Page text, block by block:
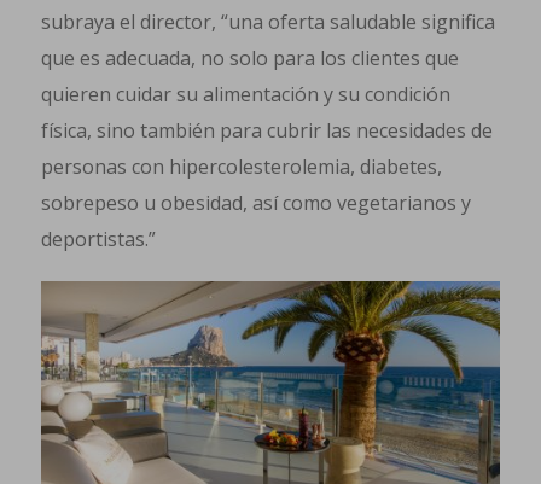
subraya el director, “una oferta saludable significa
que es adecuada, no solo para los clientes que
quieren cuidar su alimentación y su condición
física, sino también para cubrir las necesidades de
personas con hipercolesterolemia, diabetes,
sobrepeso u obesidad, así como vegetarianos y
deportistas.”